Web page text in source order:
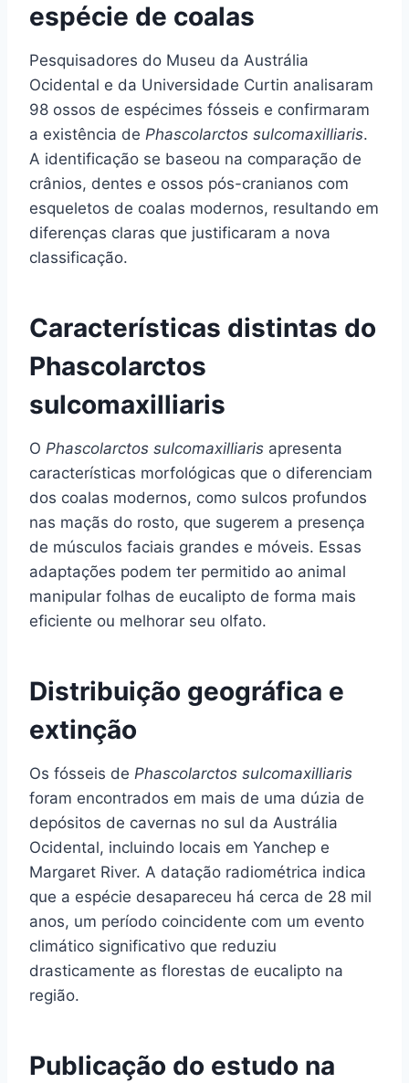
espécie de coalas
Pesquisadores do Museu da Austrália
Ocidental e da Universidade Curtin analisaram
98 ossos de espécimes fósseis e confirmaram
a existência de Phascolarctos sulcomaxilliaris.
A identificação se baseou na comparação de
crânios, dentes e ossos pós-cranianos com
esqueletos de coalas modernos, resultando em
diferenças claras que justificaram a nova
classificação.
Características distintas do
Phascolarctos
sulcomaxilliaris
O Phascolarctos sulcomaxilliaris apresenta
características morfológicas que o diferenciam
dos coalas modernos, como sulcos profundos
nas maçãs do rosto, que sugerem a presença
de músculos faciais grandes e móveis. Essas
adaptações podem ter permitido ao animal
manipular folhas de eucalipto de forma mais
eficiente ou melhorar seu olfato.
Distribuição geográfica e
extinção
Os fósseis de Phascolarctos sulcomaxilliaris
foram encontrados em mais de uma dúzia de
depósitos de cavernas no sul da Austrália
Ocidental, incluindo locais em Yanchep e
Margaret River. A datação radiométrica indica
que a espécie desapareceu há cerca de 28 mil
anos, um período coincidente com um evento
climático significativo que reduziu
drasticamente as florestas de eucalipto na
região.
Publicação do estudo na